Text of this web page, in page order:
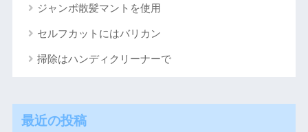
ジャンボ散髪マントを使用
セルフカットにはバリカン
掃除はハンディクリーナーで
最近の投稿